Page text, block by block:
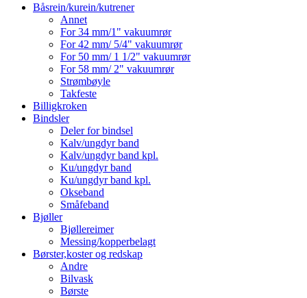
Båsrein/kurein/kutrener
Annet
For 34 mm/1" vakuumrør
For 42 mm/ 5/4" vakuumrør
For 50 mm/ 1 1/2" vakuumrør
For 58 mm/ 2" vakuumrør
Strømbøyle
Takfeste
Billigkroken
Bindsler
Deler for bindsel
Kalv/ungdyr band
Kalv/ungdyr band kpl.
Ku/ungdyr band
Ku/ungdyr band kpl.
Okseband
Småfeband
Bjøller
Bjøllereimer
Messing/kopperbelagt
Børster,koster og redskap
Andre
Bilvask
Børste